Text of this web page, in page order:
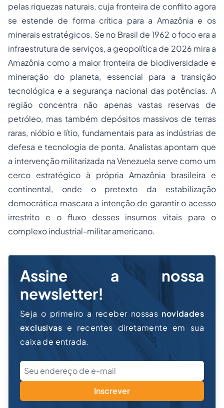
pelas riquezas naturais, cuja fronteira de conflito agora
se estende de forma crítica para a Amazônia e os
minerais estratégicos. Se no Brasil de 1962 o foco era a
infraestrutura de serviços, a geopolítica de 2026 mira a
Amazônia como a maior fronteira de biodiversidade e
mineração do planeta, essencial para a transição
tecnológica e a segurança nacional das potências. A
região concentra não apenas vastas reservas de
petróleo, mas também depósitos massivos de terras
raras, nióbio e lítio, fundamentais para as indústrias de
defesa e tecnologia de ponta. Analistas apontam que
a intervenção militarizada na Venezuela serve como um
cerco estratégico à própria Amazônia brasileira e
continental, onde o pretexto da estabilização
democrática mascara a intenção de garantir o acesso
irrestrito e o fluxo desses insumos vitais para o
complexo industrial-militar americano.
Assine a nossa
newsletter!
Seja o primeiro a receber nossas novidades
exclusivas e recentes diretamente em sua
caixa de entrada.
Inscrever